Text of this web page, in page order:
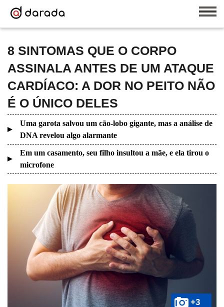
8 SINTOMAS QUE O CORPO
ASSINALA ANTES DE UM ATAQUE
CARDÍACO: A DOR NO PEITO NÃO
É O ÚNICO DELES
Uma garota salvou um cão-lobo gigante, mas a análise de
DNA revelou algo alarmante
Em um casamento, seu filho insultou a mãe, e ela tirou o
microfone
+3